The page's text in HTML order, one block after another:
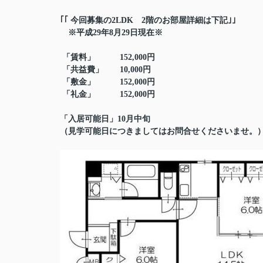
｢｢ 今回募集の2LDK 2階のお部屋詳細は下記｣｣
※平成29年8月29日現在※
「賃料」 152,000円
「共益費」 10,000円
「敷金」 152,000円
「 礼金」 152,000円
「入居可能日」10月中旬
（見学可能日につきましてはお問合せくださいませ。